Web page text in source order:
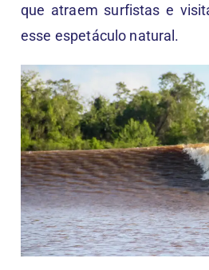
que atraem surfistas e
esse espetáculo natural.